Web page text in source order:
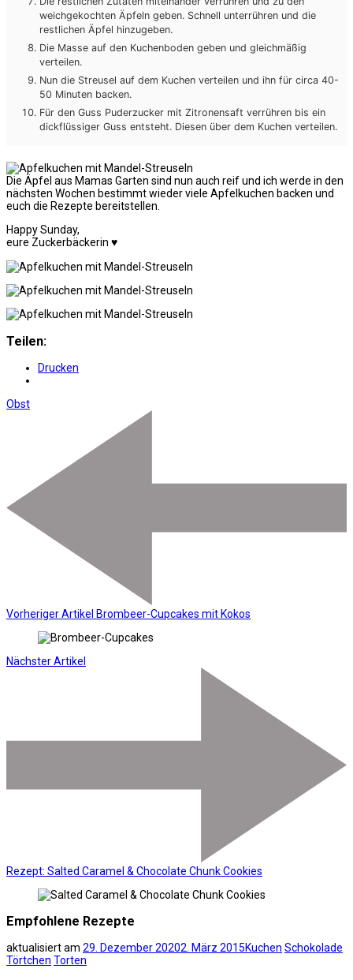
weichgekochten Äpfeln geben. Schnell unterrühren und die
restlichen Äpfel hinzugeben.
Die Masse auf den Kuchenboden geben und gleichmäßig
verteilen.
Nun die Streusel auf dem Kuchen verteilen und ihn für circa 40-
50 Minuten backen.
Für den Guss Puderzucker mit Zitronensaft verrühren bis ein
dickflüssiger Guss entsteht. Diesen über dem Kuchen verteilen.
Die Äpfel aus Mamas Garten sind nun auch reif und ich werde in den
nächsten Wochen bestimmt wieder viele Apfelkuchen backen und
euch die Rezepte bereitstellen.
Happy Sunday,
eure Zuckerbäckerin ♥
Teilen:
Drucken
Obst
Vorheriger Artikel Brombeer-Cupcakes mit Kokos
Nächster Artikel
Rezept: Salted Caramel & Chocolate Chunk Cookies
Empfohlene Rezepte
aktualisiert am 29. Dezember 20202. März 2015Kuchen Schokolade
Törtchen Torten